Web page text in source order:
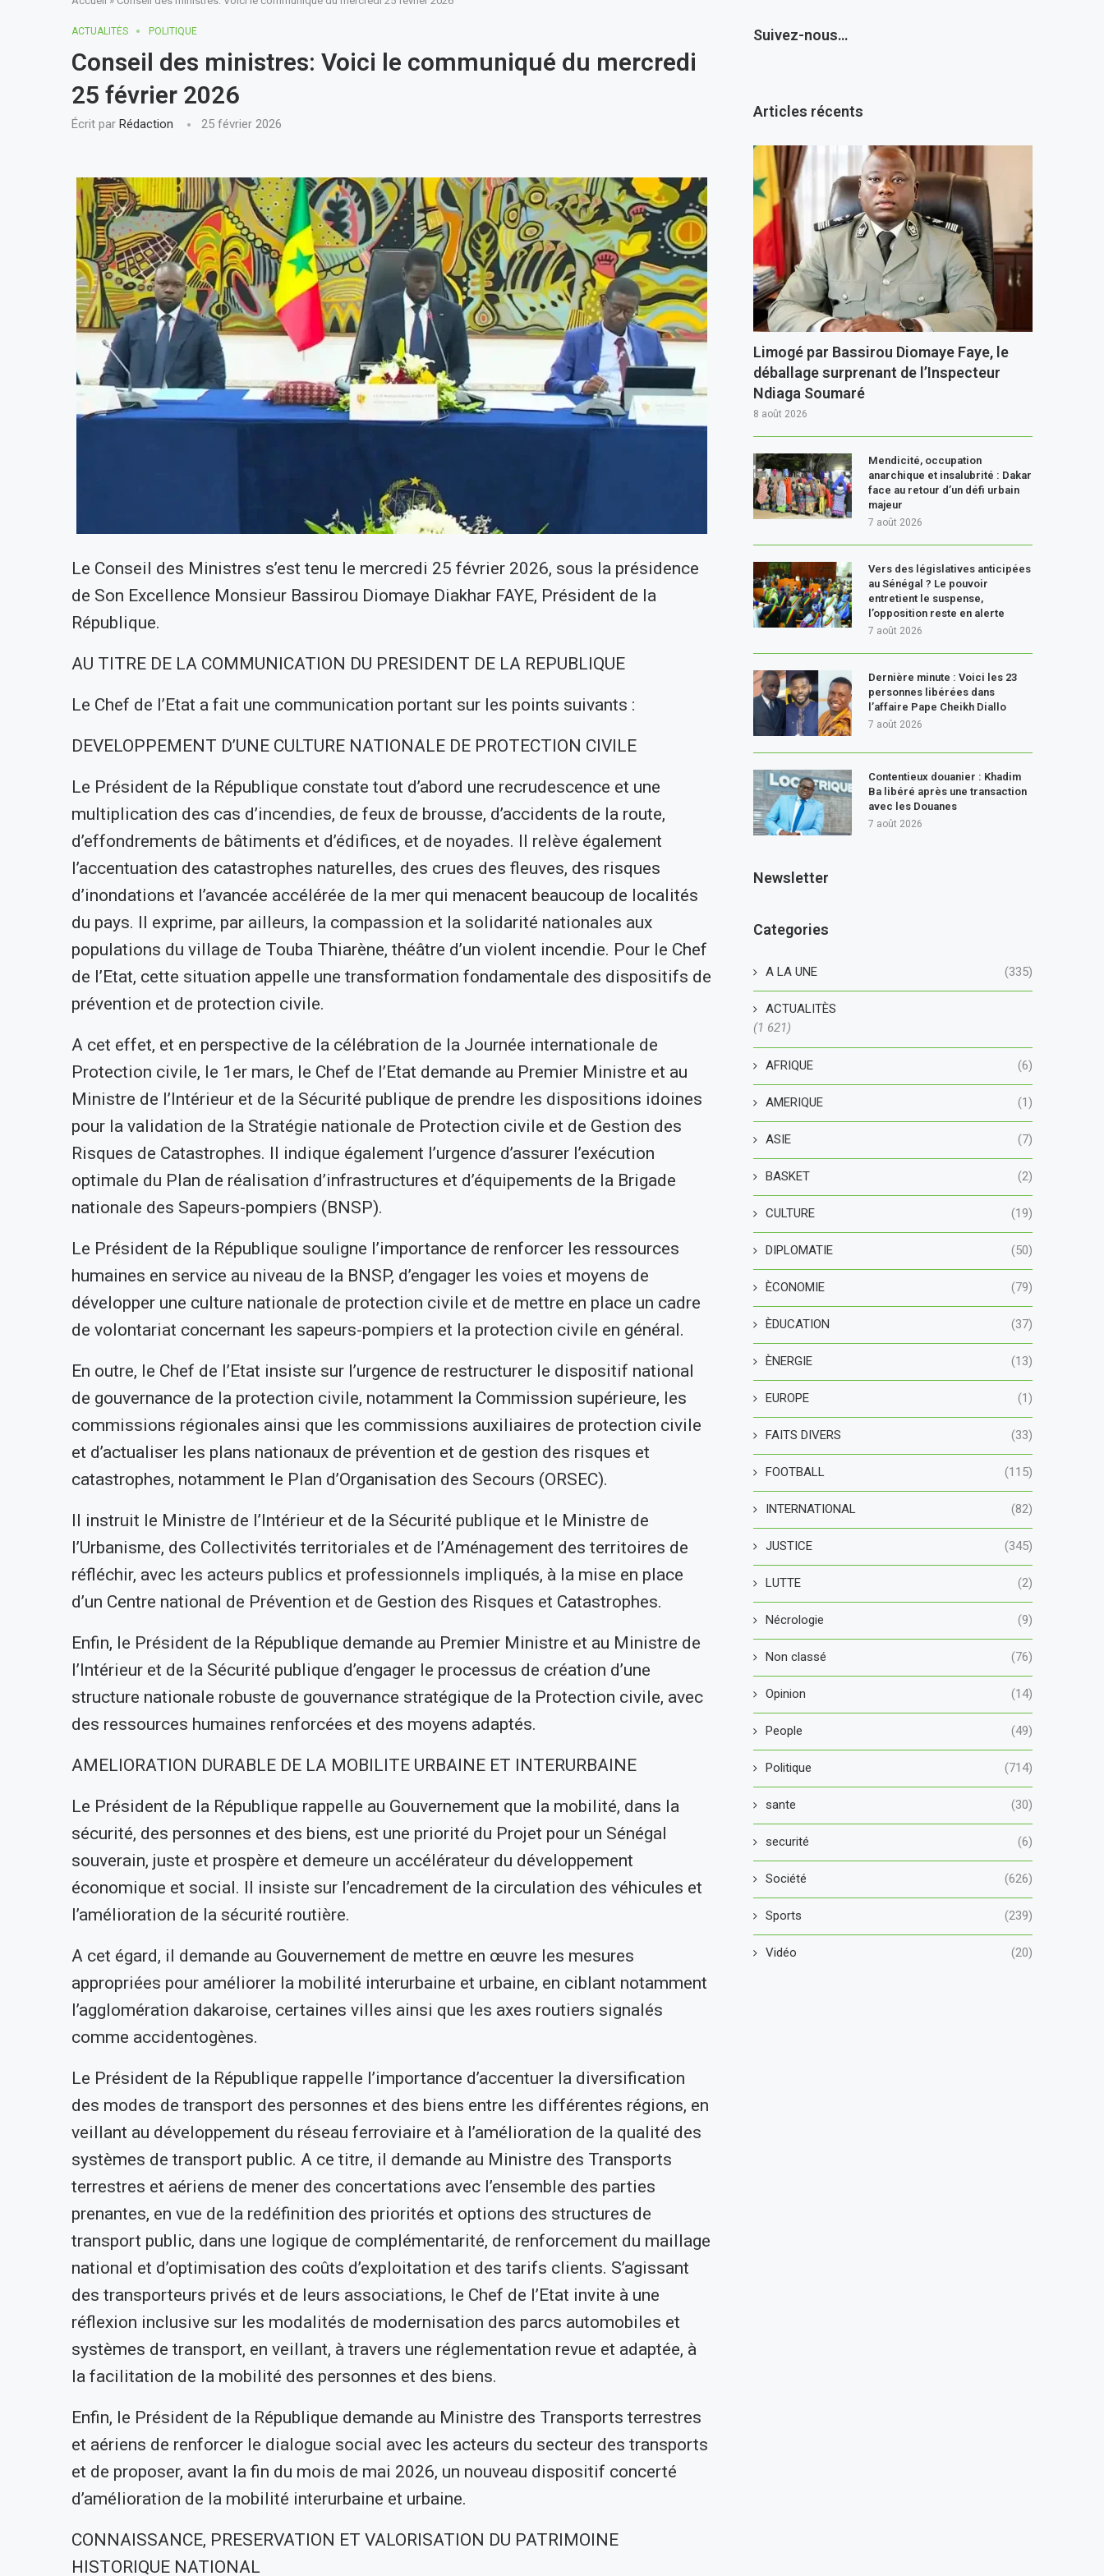
ACTUALITÈS POLITIQUE
Conseil des ministres: Voici le communiqué du mercredi
25 février 2026
Écrit par Rédaction 25 février 2026
Le Conseil des Ministres s’est tenu le mercredi 25 février 2026, sous la présidence
de Son Excellence Monsieur Bassirou Diomaye Diakhar FAYE, Président de la
République.
AU TITRE DE LA COMMUNICATION DU PRESIDENT DE LA REPUBLIQUE
Le Chef de l’Etat a fait une communication portant sur les points suivants :
DEVELOPPEMENT D’UNE CULTURE NATIONALE DE PROTECTION CIVILE
Le Président de la République constate tout d’abord une recrudescence et une
multiplication des cas d’incendies, de feux de brousse, d’accidents de la route,
d’effondrements de bâtiments et d’édifices, et de noyades. Il relève également
l’accentuation des catastrophes naturelles, des crues des fleuves, des risques
d’inondations et l’avancée accélérée de la mer qui menacent beaucoup de localités
du pays. Il exprime, par ailleurs, la compassion et la solidarité nationales aux
populations du village de Touba Thiarène, théâtre d’un violent incendie. Pour le Chef
de l’Etat, cette situation appelle une transformation fondamentale des dispositifs de
prévention et de protection civile.
A cet effet, et en perspective de la célébration de la Journée internationale de
Protection civile, le 1er mars, le Chef de l’Etat demande au Premier Ministre et au
Ministre de l’Intérieur et de la Sécurité publique de prendre les dispositions idoines
pour la validation de la Stratégie nationale de Protection civile et de Gestion des
Risques de Catastrophes. Il indique également l’urgence d’assurer l’exécution
optimale du Plan de réalisation d’infrastructures et d’équipements de la Brigade
nationale des Sapeurs-pompiers (BNSP).
Le Président de la République souligne l’importance de renforcer les ressources
humaines en service au niveau de la BNSP, d’engager les voies et moyens de
développer une culture nationale de protection civile et de mettre en place un cadre
de volontariat concernant les sapeurs-pompiers et la protection civile en général.
En outre, le Chef de l’Etat insiste sur l’urgence de restructurer le dispositif national
de gouvernance de la protection civile, notamment la Commission supérieure, les
commissions régionales ainsi que les commissions auxiliaires de protection civile
et d’actualiser les plans nationaux de prévention et de gestion des risques et
catastrophes, notamment le Plan d’Organisation des Secours (ORSEC).
Il instruit le Ministre de l’Intérieur et de la Sécurité publique et le Ministre de
l’Urbanisme, des Collectivités territoriales et de l’Aménagement des territoires de
réfléchir, avec les acteurs publics et professionnels impliqués, à la mise en place
d’un Centre national de Prévention et de Gestion des Risques et Catastrophes.
Enfin, le Président de la République demande au Premier Ministre et au Ministre de
l’Intérieur et de la Sécurité publique d’engager le processus de création d’une
structure nationale robuste de gouvernance stratégique de la Protection civile, avec
des ressources humaines renforcées et des moyens adaptés.
AMELIORATION DURABLE DE LA MOBILITE URBAINE ET INTERURBAINE
Le Président de la République rappelle au Gouvernement que la mobilité, dans la
sécurité, des personnes et des biens, est une priorité du Projet pour un Sénégal
souverain, juste et prospère et demeure un accélérateur du développement
économique et social. Il insiste sur l’encadrement de la circulation des véhicules et
l’amélioration de la sécurité routière.
A cet égard, il demande au Gouvernement de mettre en œuvre les mesures
appropriées pour améliorer la mobilité interurbaine et urbaine, en ciblant notamment
l’agglomération dakaroise, certaines villes ainsi que les axes routiers signalés
comme accidentogènes.
Le Président de la République rappelle l’importance d’accentuer la diversification
des modes de transport des personnes et des biens entre les différentes régions, en
veillant au développement du réseau ferroviaire et à l’amélioration de la qualité des
systèmes de transport public. A ce titre, il demande au Ministre des Transports
terrestres et aériens de mener des concertations avec l’ensemble des parties
prenantes, en vue de la redéfinition des priorités et options des structures de
transport public, dans une logique de complémentarité, de renforcement du maillage
national et d’optimisation des coûts d’exploitation et des tarifs clients. S’agissant
des transporteurs privés et de leurs associations, le Chef de l’Etat invite à une
réflexion inclusive sur les modalités de modernisation des parcs automobiles et
systèmes de transport, en veillant, à travers une réglementation revue et adaptée, à
la facilitation de la mobilité des personnes et des biens.
Enfin, le Président de la République demande au Ministre des Transports terrestres
et aériens de renforcer le dialogue social avec les acteurs du secteur des transports
et de proposer, avant la fin du mois de mai 2026, un nouveau dispositif concerté
d’amélioration de la mobilité interurbaine et urbaine.
CONNAISSANCE, PRESERVATION ET VALORISATION DU PATRIMOINE
HISTORIQUE NATIONAL
Suivez-nous…
Articles récents
Limogé par Bassirou Diomaye Faye, le
déballage surprenant de l’Inspecteur
Ndiaga Soumaré
8 août 2026
Mendicité, occupation
anarchique et insalubrité : Dakar
face au retour d’un défi urbain
majeur
7 août 2026
Vers des législatives anticipées
au Sénégal ? Le pouvoir
entretient le suspense,
l’opposition reste en alerte
7 août 2026
Dernière minute : Voici les 23
personnes libérées dans
l’affaire Pape Cheikh Diallo
7 août 2026
Contentieux douanier : Khadim
Ba libéré après une transaction
avec les Douanes
7 août 2026
Newsletter
Categories
A LA UNE (335)
ACTUALITÈS
(1 621)
AFRIQUE (6)
AMERIQUE (1)
ASIE (7)
BASKET (2)
CULTURE (19)
DIPLOMATIE (50)
ÈCONOMIE (79)
ÈDUCATION (37)
ÈNERGIE (13)
EUROPE (1)
FAITS DIVERS (33)
FOOTBALL (115)
INTERNATIONAL (82)
JUSTICE (345)
LUTTE (2)
Nécrologie (9)
Non classé (76)
Opinion (14)
People (49)
Politique (714)
sante (30)
securité (6)
Société (626)
Sports (239)
Vidéo (20)